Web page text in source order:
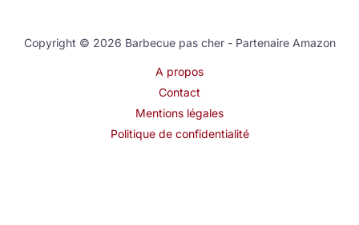
Copyright © 2026 Barbecue pas cher - Partenaire Amazon
A propos
Contact
Mentions légales
Politique de confidentialité